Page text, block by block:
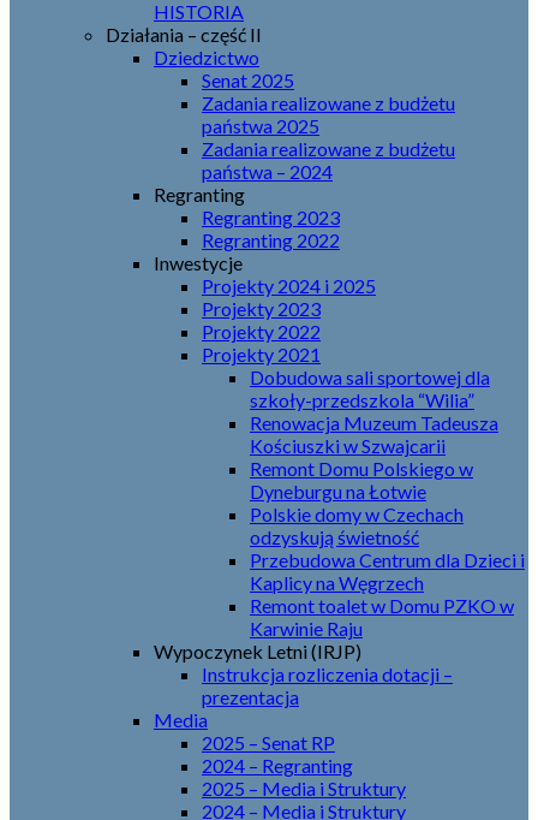
HISTORIA
Działania – część II
Dziedzictwo
Senat 2025
Zadania realizowane z budżetu
państwa 2025
Zadania realizowane z budżetu
państwa – 2024
Regranting
Regranting 2023
Regranting 2022
Inwestycje
Projekty 2024 i 2025
Projekty 2023
Projekty 2022
Projekty 2021
Dobudowa sali sportowej dla
szkoły-przedszkola “Wilia”
Renowacja Muzeum Tadeusza
Kościuszki w Szwajcarii
Remont Domu Polskiego w
Dyneburgu na Łotwie
Polskie domy w Czechach
odzyskują świetność
Przebudowa Centrum dla Dzieci i
Kaplicy na Węgrzech
Remont toalet w Domu PZKO w
Karwinie Raju
Wypoczynek Letni (IRJP)
Instrukcja rozliczenia dotacji –
prezentacja
Media
2025 – Senat RP
2024 – Regranting
2025 – Media i Struktury
2024 – Media i Struktury